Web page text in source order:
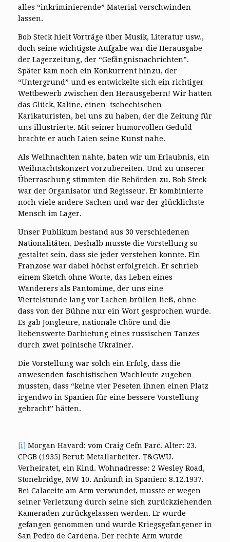
alles “inkriminierende” Material verschwinden
lassen.
Bob Steck hielt Vorträge über Musik, Literatur usw.,
doch seine wichtigste Aufgabe war die Herausgabe
der Lagerzeitung, der “Gefängnisnachrichten”.
Später kam noch ein Konkurrent hinzu, der
“Untergrund” und es entwickelte sich ein richtiger
Wettbewerb zwischen den Herausgebern! Wir hatten
das Glück, Kaline, einen tschechischen
Karikaturisten, bei uns zu haben, der die Zeitung für
uns illustrierte. Mit seiner humorvollen Geduld
brachte er auch Laien seine Kunst nahe.
Als Weihnachten nahte, baten wir um Erlaubnis, ein
Weihnachtskonzert vorzubereiten. Und zu unserer
Überraschung stimmten die Behörden zu. Bob Steck
war der Organisator und Regisseur. Er kombinierte
noch viele andere Sachen und war der glücklichste
Mensch im Lager.
Unser Publikum bestand aus 30 verschiedenen
Nationalitäten. Deshalb musste die Vorstellung so
gestaltet sein, dass sie jeder verstehen konnte. Ein
Franzose war dabei höchst erfolgreich. Er schrieb
einem Sketch ohne Worte, das Leben eines
Wanderers als Pantomime, der uns eine
Viertelstunde lang vor Lachen brüllen ließ, ohne
dass von der Bühne nur ein Wort gesprochen wurde.
Es gab Jongleure, nationale Chöre und die
liebenswerte Darbietung eines russischen Tanzes
durch zwei polnische Ukrainer.
Die Vorstellung war solch ein Erfolg, dass die
anwesenden faschistischen Wachleute zugeben
mussten, dass “keine vier Peseten ihnen einen Platz
irgendwo in Spanien für eine bessere Vorstellung
gebracht” hätten.
[i] Morgan Havard: vom Craig Cefn Parc. Alter: 23.
CPGB (1935) Beruf: Metallarbeiter. T&GWU.
Verheiratet, ein Kind. Wohnadresse: 2 Wesley Road,
Stonebridge, NW 10. Ankunft in Spanien: 8.12.1937.
Bei Calaceite am Arm verwundet, musste er wegen
seiner Verletzung durch seine sich zurückziehenden
Kameraden zurückgelassen werden. Er wurde
gefangen genommen und wurde Kriegsgefangener in
San Pedro de Cardena. Der rechte Arm wurde